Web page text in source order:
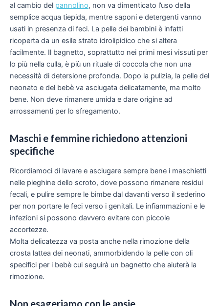
al cambio del pannolino, non va dimenticato l’uso della
semplice acqua tiepida, mentre saponi e detergenti vanno
usati in presenza di feci. La pelle dei bambini è infatti
ricoperta da un esile strato idrolipidico che si altera
facilmente. Il bagnetto, soprattutto nei primi mesi vissuti per
lo più nella culla, è più un rituale di coccola che non una
necessità di detersione profonda. Dopo la pulizia, la pelle del
neonato e del bebè va asciugata delicatamente, ma molto
bene. Non deve rimanere umida e dare origine ad
arrossamenti per lo sfregamento.
Maschi e femmine richiedono attenzioni
specifiche
Ricordiamoci di lavare e asciugare sempre bene i maschietti
nelle pieghine dello scroto, dove possono rimanere residui
fecali, e pulire sempre le bimbe dal davanti verso il sederino
per non portare le feci verso i genitali. Le infiammazioni e le
infezioni si possono davvero evitare con piccole
accortezze.
Molta delicatezza va posta anche nella rimozione della
crosta lattea dei neonati, ammorbidendo la pelle con oli
specifici per i bebè cui seguirà un bagnetto che aiuterà la
rimozione.
Non esageriamo con le ansie